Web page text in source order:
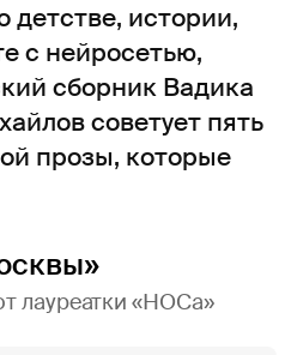
истории,
с нейросетью,
сборник Вадика
советует пять
прозы, которые
лауреатки «НОСа»